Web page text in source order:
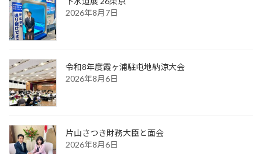
2026年8月7日
令和8年度霞ヶ浦駐屯地納涼大会
2026年8月6日
片山さつき財務大臣と面会
2026年8月6日